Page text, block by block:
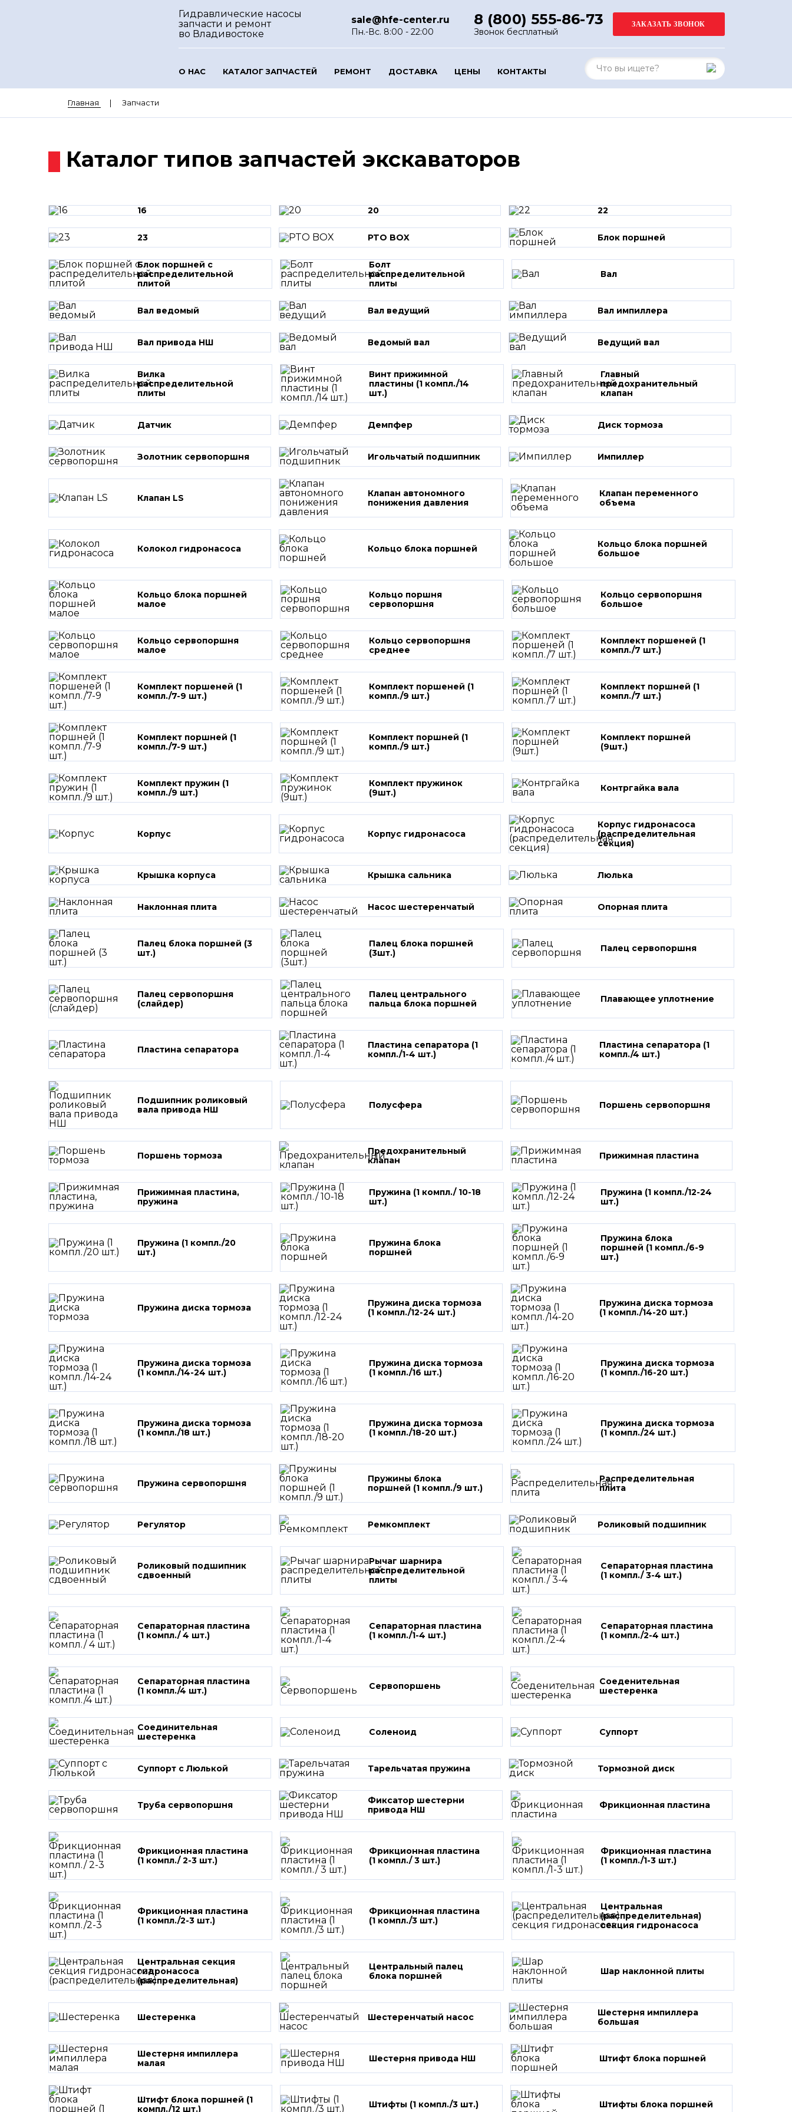
Гидравлические насосы
запчасти и ремонт
во Владивостоке
sale@hfe-center.ru
Пн.-Вс. 8:00 - 22:00
8 (800) 555-86-73
Звонок бесплатный
О НАС КАТАЛОГ ЗАПЧАСТЕЙ РЕМОНТ ДОСТАВКА ЦЕНЫ КОНТАКТЫ
Главная Запчасти
Каталог типов запчастей экскаваторов
16 20 22
23 PTO BOX Блок поршней
Блок поршней c
распределительной
плитой
Болт
распределительной
плиты
Вал
Вал ведомый Вал ведущий Вал импиллера
Вал привода НШ Ведомый вал Ведущий вал
Вилка
распределительной
плиты
Винт прижимной
пластины (1 компл./14
шт.)
Главный
предохранительный
клапан
Датчик Демпфер Диск тормоза
Золотник сервопоршня Игольчатый подшипник Импиллер
Клапан LS
Клапан автономного
понижения давления
Клапан переменного
объема
Колокол гидронасоса Кольцо блока поршней
Кольцо блока поршней
большое
Кольцо блока поршней
малое
Кольцо поршня
сервопоршня
Кольцо сервопоршня
большое
Кольцо сервопоршня
малое
Кольцо сервопоршня
среднее
Комплект поршеней (1
компл./7 шт.)
Комплект поршеней (1
компл./7-9 шт.)
Комплект поршеней (1
компл./9 шт.)
Комплект поршней (1
компл./7 шт.)
Комплект поршней (1
компл./7-9 шт.)
Комплект поршней (1
компл./9 шт.)
Комплект поршней
(9шт.)
Комплект пружин (1
компл./9 шт.)
Комплект пружинок
(9шт.)
Контргайка вала
Корпус Корпус гидронасоса
Корпус гидронасоса
(распределительная
секция)
Крышка корпуса Крышка сальника Люлька
Наклонная плита Насос шестеренчатый Опорная плита
Палец блока поршней (3
шт.)
Палец блока поршней
(3шт.)
Палец сервопоршня
Палец сервопоршня
(слайдер)
Палец центрального
пальца блока поршней
Плавающее уплотнение
Пластина сепаратора
Пластина сепаратора (1
компл./1-4 шт.)
Пластина сепаратора (1
компл./4 шт.)
Подшипник роликовый
вала привода НШ
Полусфера Поршень сервопоршня
Поршень тормоза
Предохранительный
клапан
Прижимная пластина
Прижимная пластина,
пружина
Пружина (1 компл./ 10-18
шт.)
Пружина (1 компл./12-24
шт.)
Пружина (1 компл./20
шт.)
Пружина блока
поршней
Пружина блока
поршней (1 компл./6-9
шт.)
Пружина диска тормоза
Пружина диска тормоза
(1 компл./12-24 шт.)
Пружина диска тормоза
(1 компл./14-20 шт.)
Пружина диска тормоза
(1 компл./14-24 шт.)
Пружина диска тормоза
(1 компл./16 шт.)
Пружина диска тормоза
(1 компл./16-20 шт.)
Пружина диска тормоза
(1 компл./18 шт.)
Пружина диска тормоза
(1 компл./18-20 шт.)
Пружина диска тормоза
(1 компл./24 шт.)
Пружина сервопоршня
Пружины блока
поршней (1 компл./9 шт.)
Распределительная
плита
Регулятор Ремкомплект Роликовый подшипник
Роликовый подшипник
сдвоенный
Рычаг шарнира
распределительной
плиты
Сепараторная пластина
(1 компл./ 3-4 шт.)
Сепараторная пластина
(1 компл./ 4 шт.)
Сепараторная пластина
(1 компл./1-4 шт.)
Сепараторная пластина
(1 компл./2-4 шт.)
Сепараторная пластина
(1 компл./4 шт.)
Сервопоршень
Соеденительная
шестеренка
Соединительная
шестеренка
Соленоид Суппорт
Суппорт с Люлькой Тарельчатая пружина Тормозной диск
Труба сервопоршня
Фиксатор шестерни
привода НШ
Фрикционная пластина
Фрикционная пластина
(1 компл./ 2-3 шт.)
Фрикционная пластина
(1 компл./ 3 шт.)
Фрикционная пластина
(1 компл./1-3 шт.)
Фрикционная пластина
(1 компл./2-3 шт.)
Фрикционная пластина
(1 компл./3 шт.)
Центральная
(распределительная)
секция гидронасоса
Центральная секция
гидронасоса
(распределительная)
Центральный палец
блока поршней
Шар наклонной плиты
Шестеренка Шестеренчатый насос
Шестерня импиллера
большая
Шестерня импиллера
малая
Шестерня привода НШ Штифт блока поршней
Штифт блока поршней (1
компл./12 шт.)
Штифты (1 компл./3 шт.) Штифты блока поршней